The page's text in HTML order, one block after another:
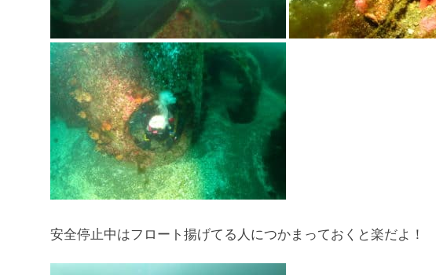
安全停止中はフロート揚げてる人につかまっておくと楽だよ！